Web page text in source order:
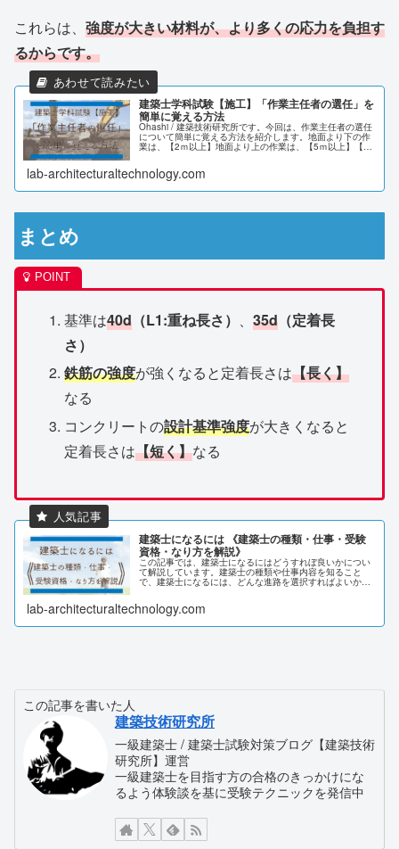
これらは、 強度が大きい材料が、より多くの応力を負担す
るからです。
建築士学科試験【施工】「作業主任者の選任」を
簡単に覚える方法
Ohashi / 建築技術研究所です。今回は、作業主任者の選任
について簡単に覚える方法を紹介します。地面より下の作
業は、【2ｍ以上】地面より上の作業は、【5ｍ以上】【支
険！作業主任者が必要な
lab-architecturaltechnology.com
まとめ
基準は40d （L1:重ね長さ） 、35d （定着長
さ）
鉄筋の強度が強くなると定着長さは【長く】
なる
コンクリートの設計基準強度が大きくなると
定着長さは【短く】なる
建築士になるには 《建築士の種類・仕事・受験
資格・なり方を解説》
この記事では、建築士になるにはどうすれぼ良いかについ
て解説しています。建築士の種類や仕事内容を知ること
で、建築士になるには、どんな進路を選択すればよいかが
分かります。また、建築士になるには、試験の受験資格も
決めるうえでは重要になります。
lab-architecturaltechnology.com
この記事を書いた人
建築技術研究所
一級建築士 / 建築士試験対策ブログ【建築技術
研究所】運営
一級建築士を目指す方の合格のきっかけにな
るよう体験談を基に受験テクニックを発信中